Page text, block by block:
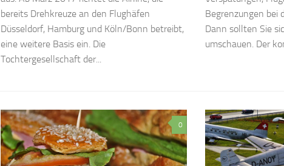
bereits Drehkreuze an den Flughäfen
Düsseldorf, Hamburg und Köln/Bonn betreibt,
eine weitere Basis ein. Die
Tochtergesellschaft der...
Begrenzungen bei
Dann sollten Sie
umschauen. Der
0